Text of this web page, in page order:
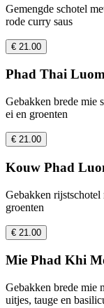
Gemengde schotel
rode curry saus
€ 21.00
Phad Thai
Gebakken brede mie
ei en groenten
€ 21.00
Kouw Phad
Gebakken
groenten
€ 21.00
Mie Phad Khi
Gebakken brede mie
uitjes, tauge en